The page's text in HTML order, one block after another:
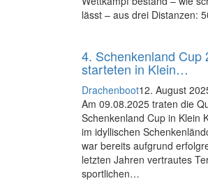
lässt – aus drei Distanzen:
4. Schenkenland Cup
starteten in Klein…
Drachenboot12. August
Am 09.08.2025 traten die
Schenkenland Cup in Klein
im idyllischen
war bereits aufgrund
letzten Jahren vertrautes
sportlichen…